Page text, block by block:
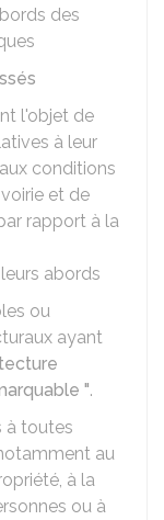
des
l'objet de
à leur
conditions
et de
rapport à la
abords
ou
ayant
".
à toutes
au
à la
ou à